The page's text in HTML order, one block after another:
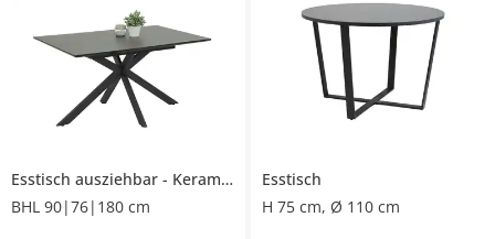
Esstisch ausziehbar
Keramikoptik
BHL 90|76|180 cm
Esstisch
H 75 cm, Ø 110 cm